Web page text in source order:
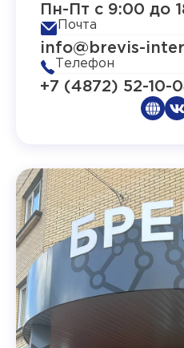
Пн-Пт с 9:00 до
Почта
info@brevis-
Телефон
+7 (4872) 52-10-